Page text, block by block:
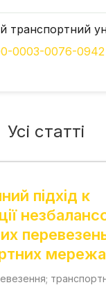
транспортний
0003-0076-0942
Усі статті
підхід к